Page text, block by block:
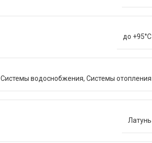
до +95°C
Системы водоснобжения, Системы отопления
Латунь